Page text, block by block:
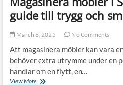
guide till trygg och
March 6, 2025 No Comments
Att magasinera möbler kan vara
behöver extra utrymme under en
handlar om en flytt, en…
View MoreMagasinera